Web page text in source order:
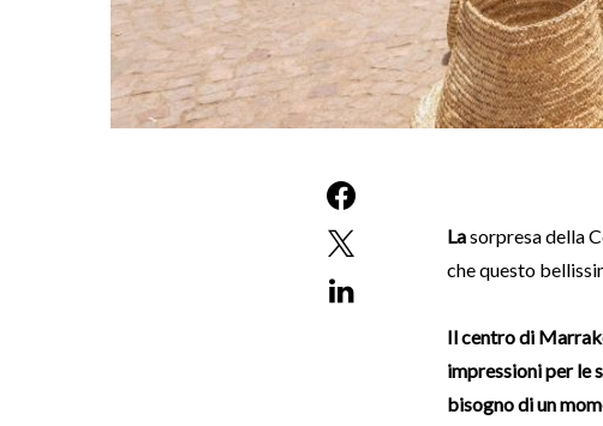
Lasorpresa della
che questo
Il centro di
impressioni per le
bisogno di un